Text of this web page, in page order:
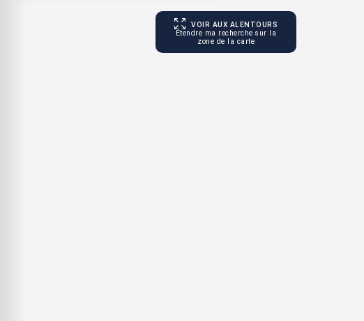
VOIR AUX ALENTOURS
Étendre ma recherche sur la
zone de la carte